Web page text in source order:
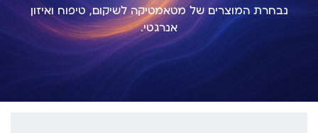
נבחרת המוצרים של מטאמטיקה לשיקום, טיפוח ואיזון
אנרגטי.